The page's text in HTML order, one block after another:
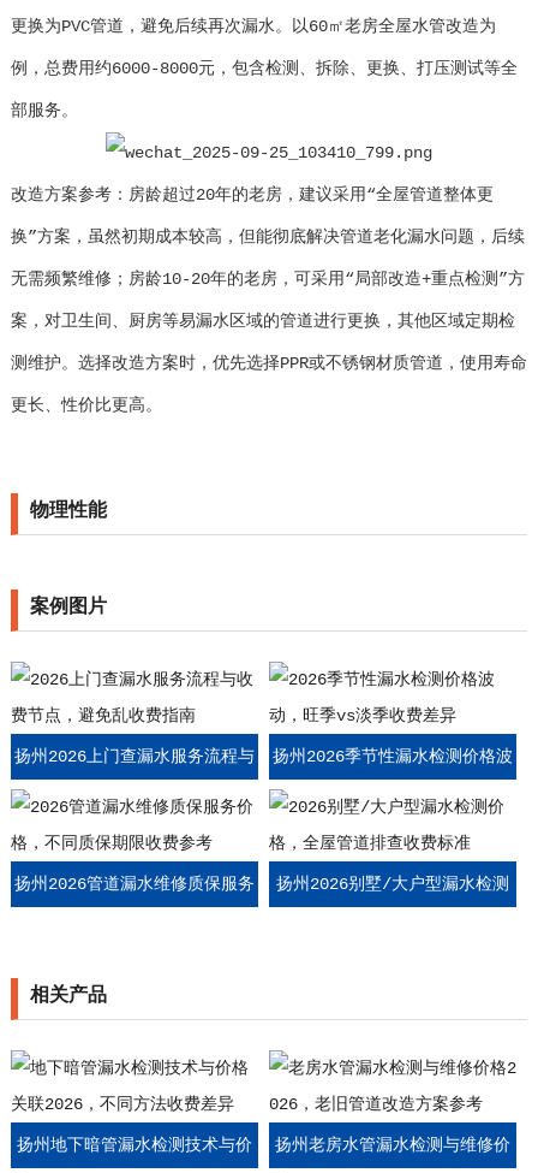
更换为PVC管道，避免后续再次漏水。以60㎡老房全屋水管改造为
例，总费用约6000-8000元，包含检测、拆除、更换、打压测试等全
部服务。
改造方案参考：房龄超过20年的老房，建议采用“全屋管道整体更
换”方案，虽然初期成本较高，但能彻底解决管道老化漏水问题，后续
无需频繁维修；房龄10-20年的老房，可采用“局部改造+重点检测”方
案，对卫生间、厨房等易漏水区域的管道进行更换，其他区域定期检
测维护。选择改造方案时，优先选择PPR或不锈钢材质管道，使用寿命
更长、性价比更高。
物理性能
案例图片
扬州2026上门查漏水服务流程与
收费节点，避免乱收费指南
扬州2026季节性漏水检测价格波
动，旺季vs淡季收费差异
扬州2026管道漏水维修质保服务 扬州2026别墅/大户型漏水检测
相关产品
扬州地下暗管漏水检测技术与价 扬州老房水管漏水检测与维修价